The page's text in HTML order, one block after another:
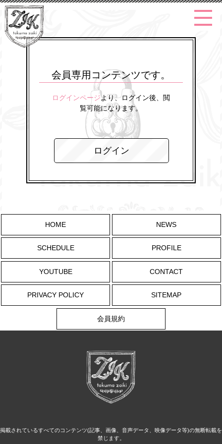
会員専用コンテンツです。
ログインページより、ログイン後、閲
覧可能になります。
ログイン
HOME NEWS
SCHEDULE PROFILE
YOUTUBE CONTACT
PRIVACY POLICY SITEMAP
会員規約
掲載されているすべてのコンテンツ(記事、画像、音声データ、映像データ等)の無断転載を
禁じます。